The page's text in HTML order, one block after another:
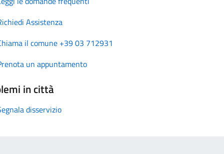
Assistenza
il comune +39 03 712931
un appuntamento
in città
disservizio